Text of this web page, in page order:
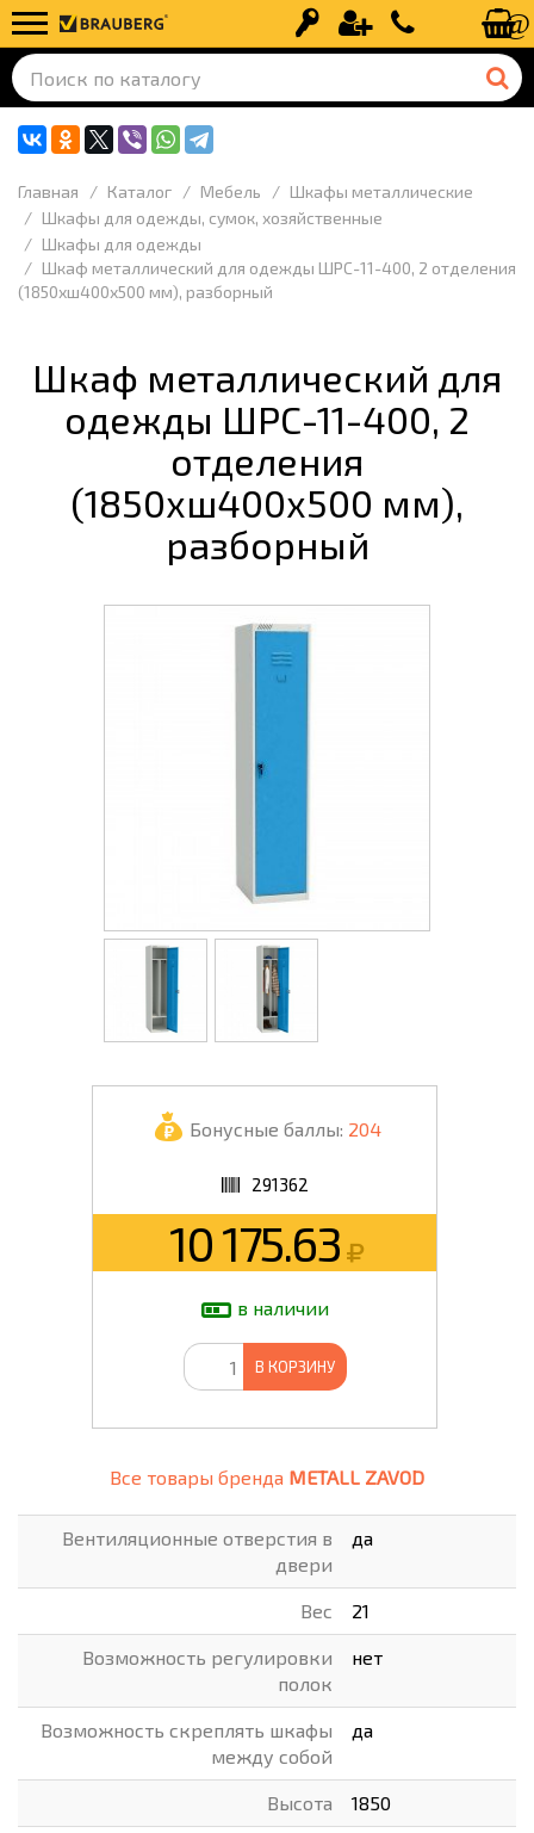
Вход Регистрация+7 (499) 110-
Главная Каталог Мебель
Шкафы металлические
Шкафы для одежды, сумок, хозяйственные
Шкафы для одежды
Шкаф металлический для одежды ШРС-11-400, 2 отделения
(1850хш400х500 мм), разборный
Шкаф металлический для
одежды ШРС-11-400, 2
отделения
(1850хш400х500 мм),
разборный
Бонусные баллы: 204
291362
10 175.63
в наличии
В КОРЗИНУ
Все товары бренда METALL ZAVOD
Вентиляционные отверстия в
двери
да
Вес 21
Возможность регулировки
полок
нет
Возможность скреплять шкафы
между собой
да
Высота 1850